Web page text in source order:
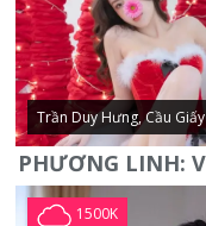
Trần Duy Hưng, Cầu Giấy
1500K